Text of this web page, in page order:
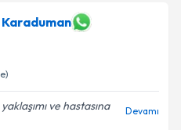
ve hastasına
Devamı